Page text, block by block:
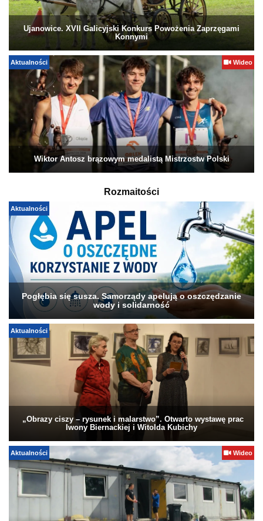
Ujanowice. XVII Galicyjski Konkurs Powożenia Zaprzęgami
Konnymi
Aktualności Wideo
Wiktor Antosz brązowym medalistą Mistrzostw Polski
Rozmaitości
Aktualności
Pogłębia się susza. Samorządy apelują o oszczędzanie
wody i solidarność
Aktualności
„Obrazy ciszy – rysunek i malarstwo”. Otwarto wystawę prac
Iwony Biernackiej i Witolda Kubichy
Aktualności Wideo